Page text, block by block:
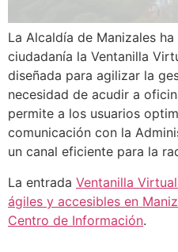
La Alcaldía de Manizales
ciudadanía la Ventanilla
diseñada para agilizar la
necesidad de acudir a
permite a los usuarios
comunicación con la
un canal eficiente para la
La entrada Ventanilla
ágiles y accesibles en
Centro de Información.